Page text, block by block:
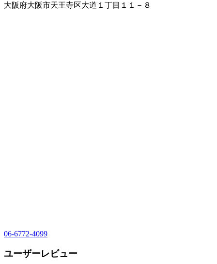
大阪府大阪市天王寺区大道１丁目１１－８
06-6772-4099
ユーザーレビュー